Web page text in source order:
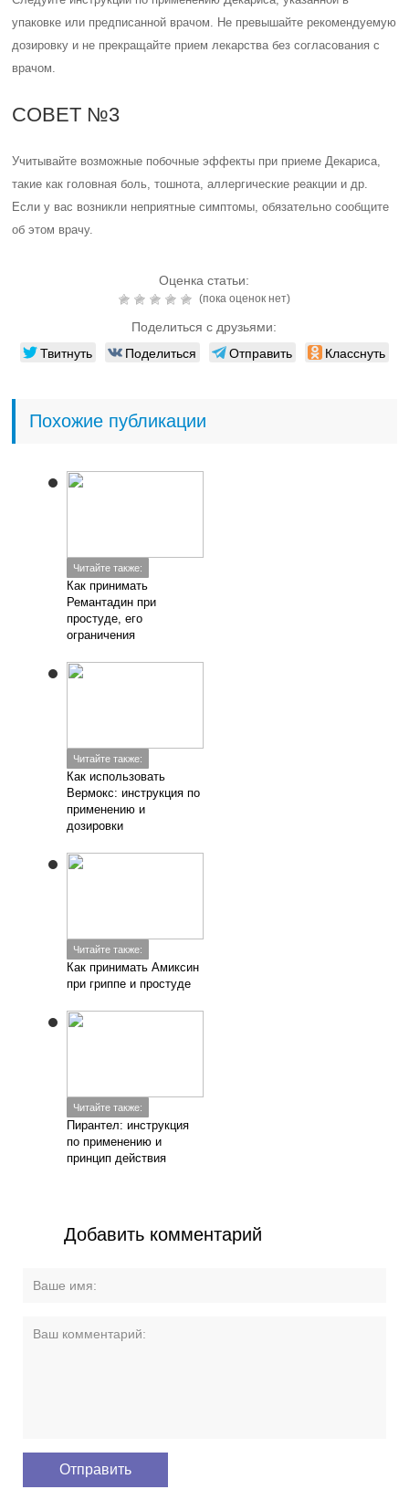
упаковке или предписанной врачом. Не превышайте рекомендуемую
дозировку и не прекращайте прием лекарства без согласования с
врачом.
СОВЕТ №3
Учитывайте возможные побочные эффекты при приеме Декариса,
такие как головная боль, тошнота, аллергические реакции и др.
Если у вас возникли неприятные симптомы, обязательно сообщите
об этом врачу.
Оценка статьи:
(пока оценок нет)
Поделиться с друзьями:
Твитнуть Поделиться Отправить Класснуть
Похожие публикации
Читайте также:
Как принимать
Ремантадин при
простуде, его
ограничения
Читайте также:
Как использовать
Вермокс: инструкция по
применению и
дозировки
Читайте также:
Как принимать Амиксин
при гриппе и простуде
Читайте также:
Пирантел: инструкция
по применению и
принцип действия
Добавить комментарий